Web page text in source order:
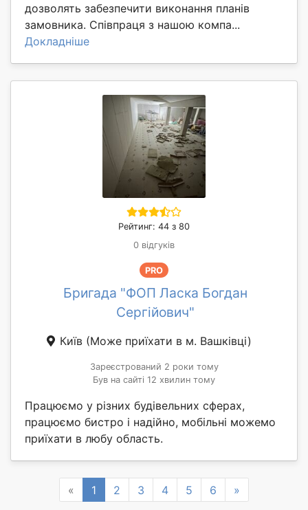
дозволять забезпечити виконання планів
замовника. Співпраця з нашою компа...
Докладніше
Рейтинг: 44 з 80
0 відгуків
PRO
Бригада "ФОП Ласка Богдан
Сергійович"
Київ (Може приїхати в м. Вашківці)
Зареєстрований 2 роки тому
Був на сайті 12 хвилин тому
Працюємо у різних будівельних сферах,
працюємо бистро і надійно, мобільні можемо
приїхати в любу область.
« Previous
1 2 3 4 5 6 »